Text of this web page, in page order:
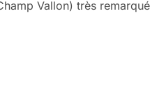
Vallon) très